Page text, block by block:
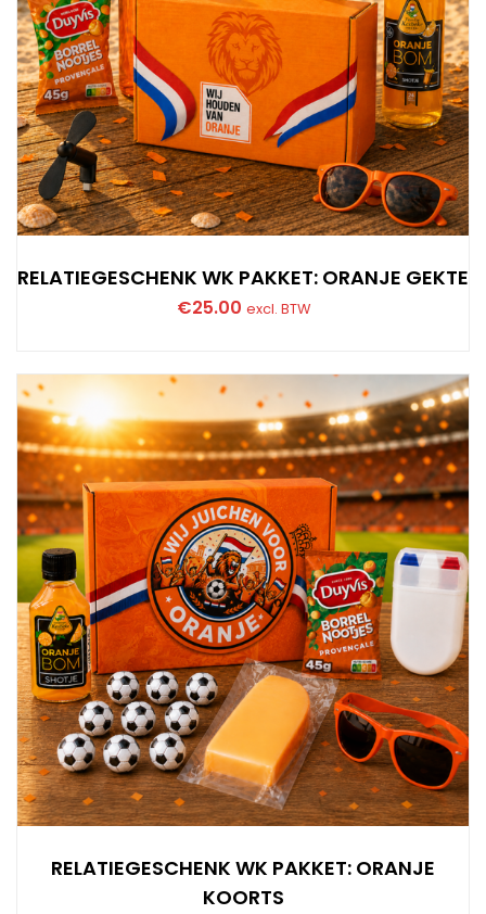
RELATIEGESCHENK WK PAKKET: ORANJE GEKTE
€25.00 excl. BTW
RELATIEGESCHENK WK PAKKET: ORANJE
KOORTS